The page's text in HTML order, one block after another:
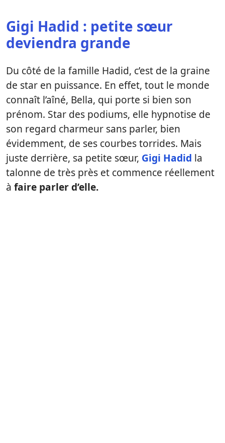
Gigi Hadid : petite sœur
deviendra grande
Du côté de la famille Hadid, c’est de la graine
de star en puissance. En effet, tout le monde
connaît l’aîné, Bella, qui porte si bien son
prénom. Star des podiums, elle hypnotise de
son regard charmeur sans parler, bien
évidemment, de ses courbes torrides. Mais
juste derrière, sa petite sœur, Gigi Hadid la
talonne de très près et commence réellement
à faire parler d’elle.